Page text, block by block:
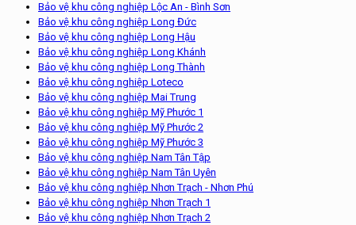
Bảo vệ khu công nghiệp Lộc An - Bình Sơn
Bảo vệ khu công nghiệp Long Đức
Bảo vệ khu công nghiệp Long Hậu
Bảo vệ khu công nghiệp Long Khánh
Bảo vệ khu công nghiệp Long Thành
Bảo vệ khu công nghiệp Loteco
Bảo vệ khu công nghiệp Mai Trung
Bảo vệ khu công nghiệp Mỹ Phước 1
Bảo vệ khu công nghiệp Mỹ Phước 2
Bảo vệ khu công nghiệp Mỹ Phước 3
Bảo vệ khu công nghiệp Nam Tân Tập
Bảo vệ khu công nghiệp Nam Tân Uyên
Bảo vệ khu công nghiệp Nhơn Trạch - Nhơn Phú
Bảo vệ khu công nghiệp Nhơn Trạch 1
Bảo vệ khu công nghiệp Nhơn Trạch 2